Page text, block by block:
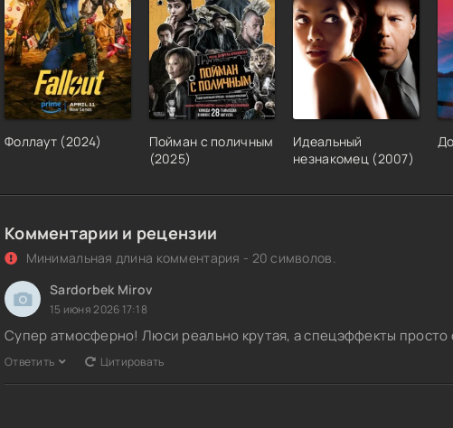
Фоллаут (2024)
Пойман с поличным
(2025)
Идеальный
незнакомец (2007)
Комментарии и рецензии
Минимальная длина комментария - 20 символов.
Sardorbek Mirov
15 июня 2026 17:18
Супер атмосферно! Люси реально крутая, а спецэффекты
Ответить Цитировать